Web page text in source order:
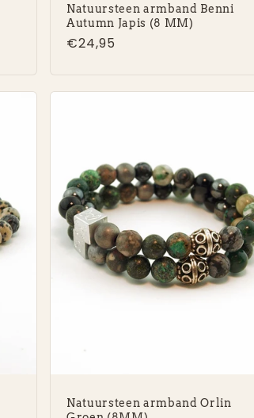
Natuursteen armband Benni
Autumn Japis (8 MM)
Normale
€24,95
Natuursteen armband Orlin